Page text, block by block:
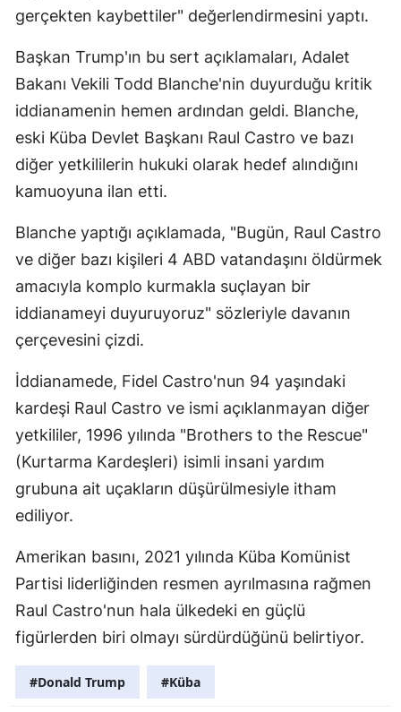
gerçekten kaybettiler" değerlendirmesini yaptı.
Başkan Trump'ın bu sert açıklamaları, Adalet
Bakanı Vekili Todd Blanche'nin duyurduğu kritik
iddianamenin hemen ardından geldi. Blanche,
eski Küba Devlet Başkanı Raul Castro ve bazı
diğer yetkililerin hukuki olarak hedef alındığını
kamuoyuna ilan etti.
Blanche yaptığı açıklamada, "Bugün, Raul Castro
ve diğer bazı kişileri 4 ABD vatandaşını öldürmek
amacıyla komplo kurmakla suçlayan bir
iddianameyi duyuruyoruz" sözleriyle davanın
çerçevesini çizdi.
İddianamede, Fidel Castro'nun 94 yaşındaki
kardeşi Raul Castro ve ismi açıklanmayan diğer
yetkililer, 1996 yılında "Brothers to the Rescue"
(Kurtarma Kardeşleri) isimli insani yardım
grubuna ait uçakların düşürülmesiyle itham
ediliyor.
Amerikan basını, 2021 yılında Küba Komünist
Partisi liderliğinden resmen ayrılmasına rağmen
Raul Castro'nun hala ülkedeki en güçlü
figürlerden biri olmayı sürdürdüğünü belirtiyor.
#Donald Trump #Küba